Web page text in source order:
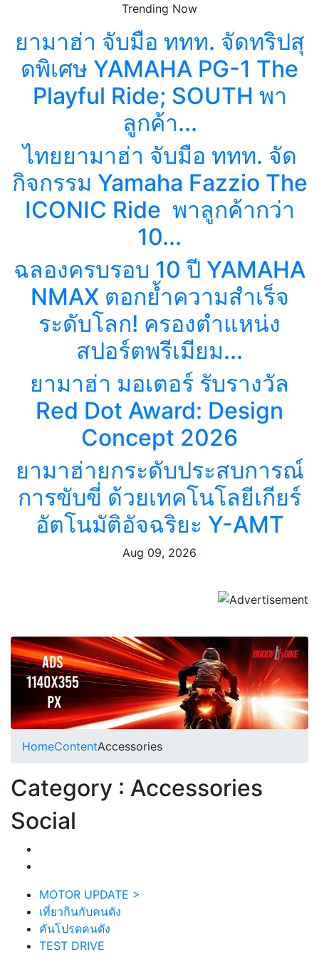
Trending Now
ยามาฮ่า จับมือ ททท. จัดทริปสุ
ดพิเศษ YAMAHA PG-1 The
Playful Ride; SOUTH พา
ลูกค้า...
ไทยยามาฮ่า จับมือ ททท. จัด
กิจกรรม Yamaha Fazzio The
ICONIC Ride พาลูกค้ากว่า
10...
ฉลองครบรอบ 10 ปี YAMAHA
NMAX ตอกย้ำความสำเร็จ
ระดับโลก! ครองตำแหน่ง
สปอร์ตพรีเมียม...
ยามาฮ่า มอเตอร์ รับรางวัล
Red Dot Award: Design
Concept 2026
ยามาฮ่ายกระดับประสบการณ์
การขับขี่ ด้วยเทคโนโลยีเกียร์
อัตโนมัติอัจฉริยะ Y-AMT
Aug 09, 2026
HomeContentAccessories
Category : Accessories
Social
MOTOR UPDATE >
เที่ยวกินกับคนดัง
คันโปรดคนดัง
TEST DRIVE